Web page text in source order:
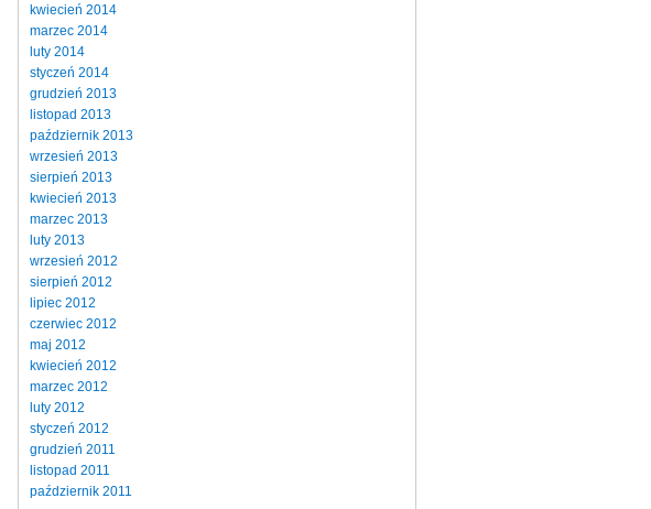
kwiecień 2014
marzec 2014
luty 2014
styczeń 2014
grudzień 2013
listopad 2013
październik 2013
wrzesień 2013
sierpień 2013
kwiecień 2013
marzec 2013
luty 2013
wrzesień 2012
sierpień 2012
lipiec 2012
czerwiec 2012
maj 2012
kwiecień 2012
marzec 2012
luty 2012
styczeń 2012
grudzień 2011
listopad 2011
październik 2011